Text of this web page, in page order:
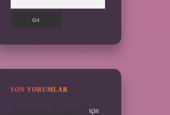
SON YORUMLAR
için